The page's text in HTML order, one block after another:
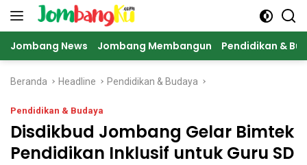
Langsung
Jombang News Jombang Membangun Pendidikan &
Beranda Headline Pendidikan & Budaya
Pendidikan & Budaya
Disdikbud Jombang Gelar Bimtek
Pendidikan Inklusif untuk Guru SD